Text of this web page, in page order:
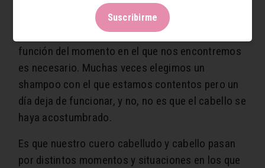
El pelo no se acostumbra.Alternar shampoo en
función del momento en el que nos encontremos
es necesario. Muchas veces elegimos un
shampoo con el que estamos contentos pero un
día deja de funcionar, y no, no es que el cabello se
haya acostumbrado.
Es que nuestro cuero cabelludo y cabello pasan
por distintos momentos y situaciones en los que
Suscribirme